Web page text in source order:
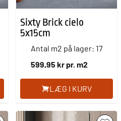
Sixty Brick cielo
5x15cm
Antal m2 på lager: 17
599,95 kr pr. m2
LÆG I KURV